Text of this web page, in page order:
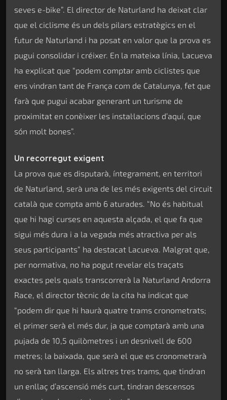
seves e-bike”. El director de Naturland ha deixat clar
que el ciclisme és un dels pilars estratègics en el
futur de Naturland i ha posat en valor que la prova es
pugui consolidar i créixer. En la mateixa línia, Lacueva
ha explicat que “podem comptar amb ciclistes que
ens vindran tant de França com de Catalunya, fet que
farà que pugui acabar generant un turisme de
proximitat en conèixer les instal·lacions d’aquí, que
són molt bones”.
Un recorregut exigent
La prova que es disputarà, íntegrament, en territori
de Naturland, serà una de les més exigents del circuit
català que compta amb 6 aturades. “No és habitual
que hi hagi curses en aquesta alçada, el que fa que
sigui més dura i a la vegada més atractiva per als
seus participants” ha destacat Lacueva. Malgrat que,
per normativa, no ha pogut revelar els traçats
exactes pels quals transcorrerà la Naturland Andorra
Race, el director tècnic de la cita ha indicat que
“podem dir que hi haurà quatre trams cronometrats;
el primer serà el més dur, ja que comptarà amb una
pujada de 10,5 quilòmetres i un desnivell de 600
metres; la baixada, que serà el que es cronometrarà
no serà tan llarga. Els altres tres trams, que tindran
un enllaç d’ascensió més curt, tindran descensos